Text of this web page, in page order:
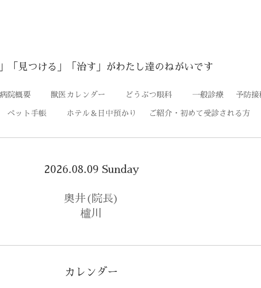
」「見つける」「治す」がわたし達のねがいです
病院概要 獣医カレンダー どうぶつ眼科 一般診療 予防
ペット手帳 ホテル＆日中預かり ご紹介・初めて受診される方
2026.08.09 Sunday
奥井(院長)
櫨川
カレンダー